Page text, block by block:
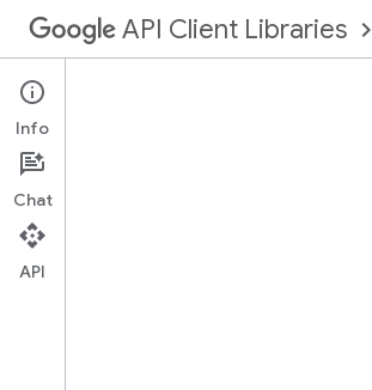
API Client Libraries
Übersetzungen können
Beispiele
Info
Chat
API